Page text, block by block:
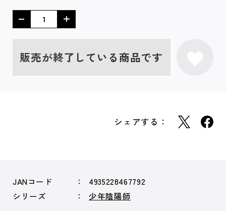
販売が終了している商品です
シェアする：
JANコード
4935228467792
シリーズ
少年陰陽師